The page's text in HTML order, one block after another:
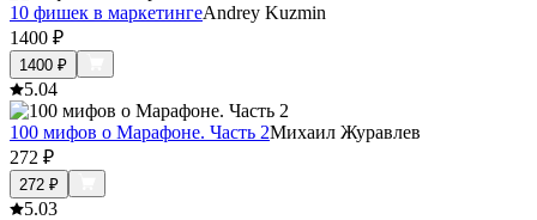
10 фишек в маркетингеAndrey Kuzmin
1400 ₽
1400 ₽
5.04
100 мифов о Марафоне. Часть 2Михаил Журавлев
272 ₽
272 ₽
5.03